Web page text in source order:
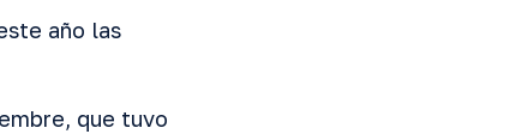
año las
que tuvo